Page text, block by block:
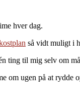
hver dag.
så vidt muligt i
ting til mig selv om
om ugen på at rydde